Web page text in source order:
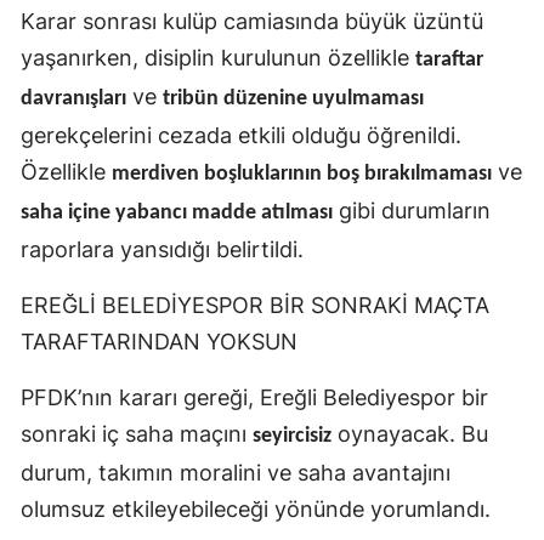
Karar sonrası kulüp camiasında büyük üzüntü
yaşanırken, disiplin kurulunun özellikle taraftar
davranışları ve tribün düzenine uyulmaması
gerekçelerini cezada etkili olduğu öğrenildi.
Özellikle merdiven boşluklarının boş bırakılmaması ve
saha içine yabancı madde atılması gibi durumların
raporlara yansıdığı belirtildi.
EREĞLİ BELEDİYESPOR BİR SONRAKİ MAÇTA
TARAFTARINDAN YOKSUN
PFDK’nın kararı gereği, Ereğli Belediyespor bir
sonraki iç saha maçını seyircisiz oynayacak. Bu
durum, takımın moralini ve saha avantajını
olumsuz etkileyebileceği yönünde yorumlandı.